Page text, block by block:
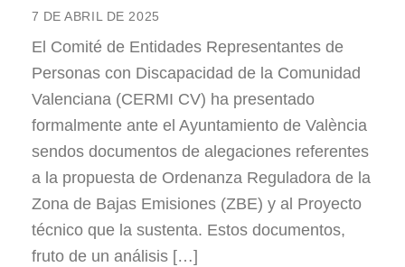
7 DE ABRIL DE 2025
El Comité de Entidades Representantes de
Personas con Discapacidad de la Comunidad
Valenciana (CERMI CV) ha presentado
formalmente ante el Ayuntamiento de València
sendos documentos de alegaciones referentes
a la propuesta de Ordenanza Reguladora de la
Zona de Bajas Emisiones (ZBE) y al Proyecto
técnico que la sustenta. Estos documentos,
fruto de un análisis […]